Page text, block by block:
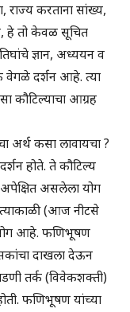
राज्य करताना सांख्य,
हे तो केवळ सूचित
ज्ञान, अध्ययन व
वेगळे दर्शन आहे. त्या
कौटिल्याचा आग्रह
अर्थ कसा लावायचा ?
होते. ते कौटिल्य
अपेक्षित असलेला योग
त्याकाळी (आज नीटसे
आहे. फणिभूषण
दाखला देऊन
तर्क (विवेकशक्ती)
फणिभूषण यांच्या